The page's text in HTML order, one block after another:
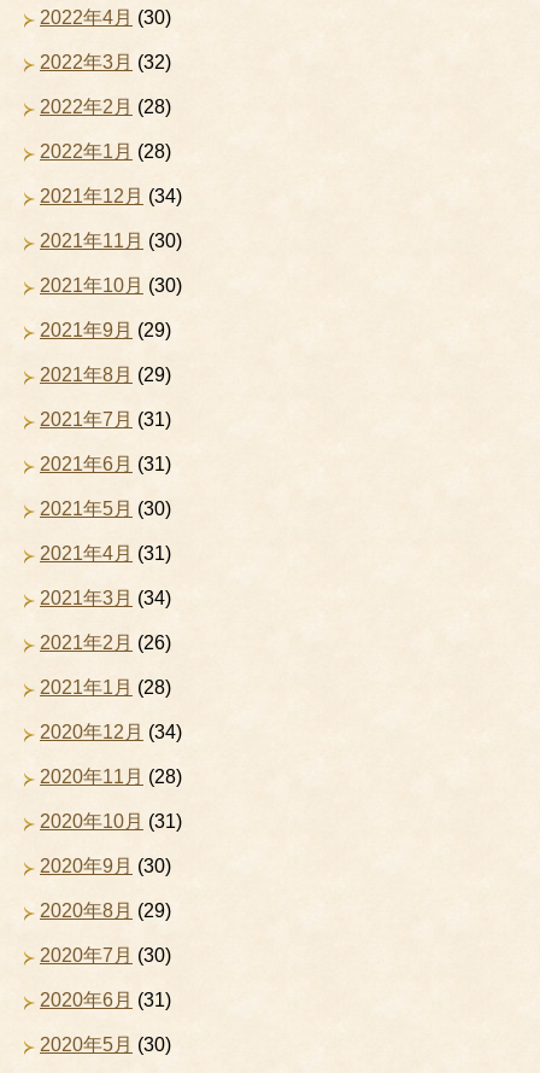
2022年4月 (30)
2022年3月 (32)
2022年2月 (28)
2022年1月 (28)
2021年12月 (34)
2021年11月 (30)
2021年10月 (30)
2021年9月 (29)
2021年8月 (29)
2021年7月 (31)
2021年6月 (31)
2021年5月 (30)
2021年4月 (31)
2021年3月 (34)
2021年2月 (26)
2021年1月 (28)
2020年12月 (34)
2020年11月 (28)
2020年10月 (31)
2020年9月 (30)
2020年8月 (29)
2020年7月 (30)
2020年6月 (31)
2020年5月 (30)